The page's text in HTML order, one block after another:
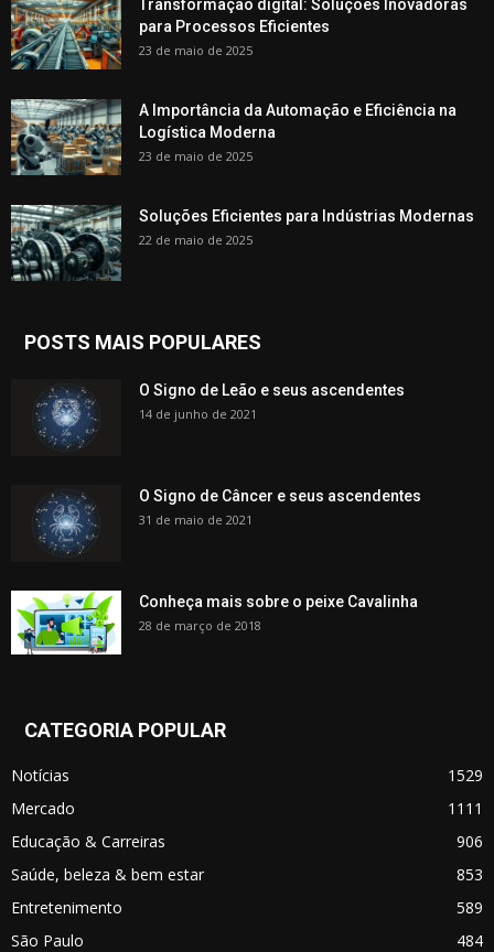
Transformação digital: Soluções Inovadoras
para Processos Eficientes
23 de maio de 2025
A Importância da Automação e Eficiência na
Logística Moderna
23 de maio de 2025
Soluções Eficientes para Indústrias Modernas
22 de maio de 2025
POSTS MAIS POPULARES
O Signo de Leão e seus ascendentes
14 de junho de 2021
O Signo de Câncer e seus ascendentes
31 de maio de 2021
Conheça mais sobre o peixe Cavalinha
28 de março de 2018
CATEGORIA POPULAR
Notícias
1529
Mercado
1111
Educação & Carreiras
906
Saúde, beleza & bem estar
853
Entretenimento
589
São Paulo
484